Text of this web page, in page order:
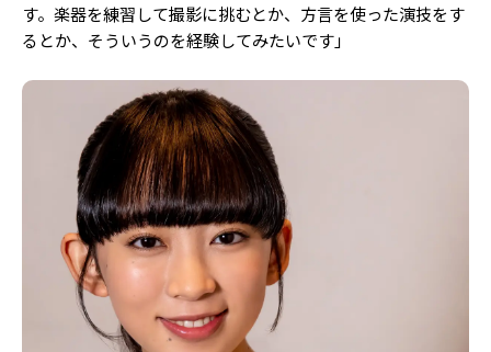
す。楽器を練習して撮影に挑むとか、方言を使った演技をす
るとか、そういうのを経験してみたいです」